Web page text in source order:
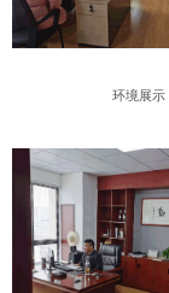
环境展示